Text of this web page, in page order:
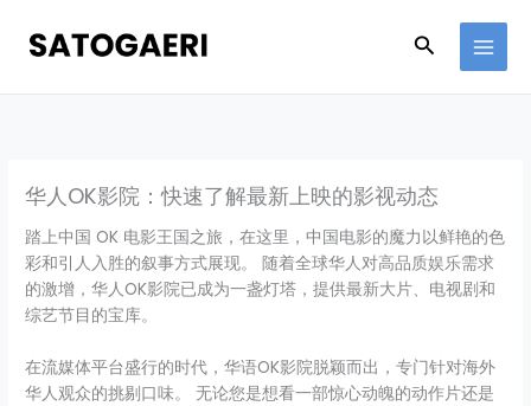
content
Search
华人OK影院：快速了解最新上映的影视动态
踏上中国 OK 电影王国之旅，在这里，中国电影的魔力以鲜艳的色
彩和引人入胜的叙事方式展现。 随着全球华人对高品质娱乐需求
的激增，华人OK影院已成为一盏灯塔，提供最新大片、电视剧和
综艺节目的宝库。
在流媒体平台盛行的时代，华语OK影院脱颖而出，专门针对海外
华人观众的挑剔口味。 无论您是想看一部惊心动魄的动作片还是